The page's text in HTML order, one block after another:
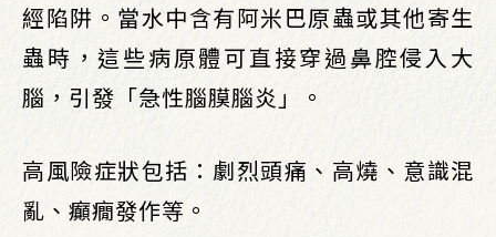
經陷阱。當水中含有阿米巴原蟲或其他寄生
蟲時，這些病原體可直接穿過鼻腔侵入大
腦，引發「急性腦膜腦炎」。
高風險症狀包括：劇烈頭痛、高燒、意識混
亂、癲癇發作等。